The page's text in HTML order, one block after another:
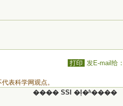
打印 发E-mail给
表科学网观点。
���� SSI �ļ�ʱ����